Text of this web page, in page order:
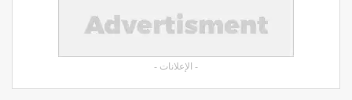
- الإعلانات -